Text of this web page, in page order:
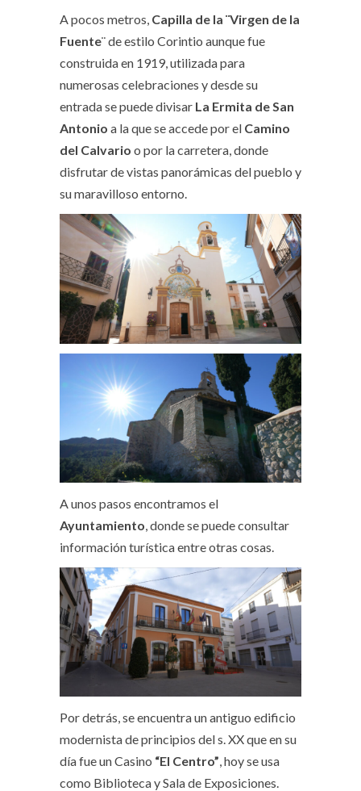
A pocos metros, Capilla de la ¨Virgen de la
Fuente¨ de estilo Corintio aunque fue
construida en 1919, utilizada para
numerosas celebraciones y desde su
entrada se puede divisar La Ermita de San
Antonio a la que se accede por el Camino
del Calvario o por la carretera, donde
disfrutar de vistas panorámicas del pueblo y
su maravilloso entorno.
A unos pasos encontramos el
Ayuntamiento , donde se puede consultar
información turística entre otras cosas.
Por detrás, se encuentra un antiguo edificio
modernista de principios del s. XX que en su
día fue un Casino “El Centro”, hoy se usa
como Biblioteca y Sala de Exposiciones.